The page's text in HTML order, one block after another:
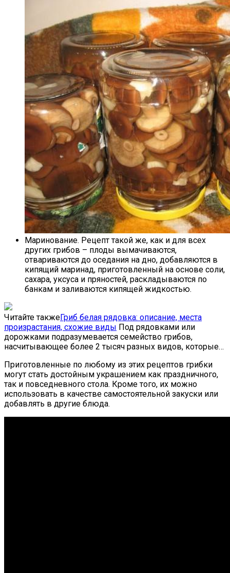
Маринование. Рецепт такой же, как и для всех
других грибов – плоды вымачиваются,
отвариваются до оседания на дно, добавляются в
кипящий маринад, приготовленный на основе соли,
сахара, уксуса и пряностей, раскладываются по
банкам и заливаются кипящей жидкостью.
Читайте такжеГриб белая рядовка: описание, места
произрастания, схожие виды Под рядовками или
дорожками подразумевается семейство грибов,
насчитывающее более 2 тысяч разных видов, которые…
Приготовленные по любому из этих рецептов грибки
могут стать достойным украшением как праздничного,
так и повседневного стола. Кроме того, их можно
использовать в качестве самостоятельной закуски или
добавлять в другие блюда.